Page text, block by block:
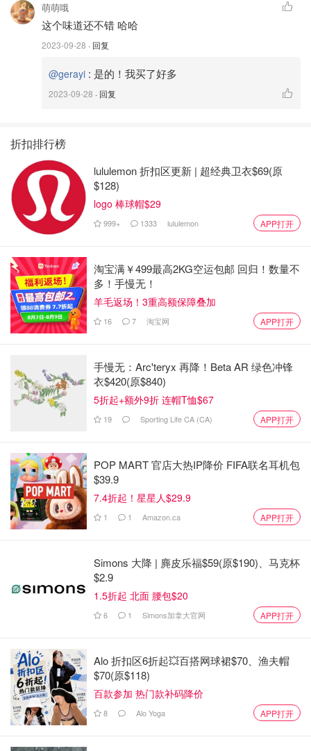
萌萌哦
这个味道还不错 哈哈
2023-09-28 · 回复
@gerayi : 是的！我买了好多
2023-09-28 · 回复
折扣排行榜
lululemon 折扣区更新 | 超经典卫衣$69(原
$128)
logo 棒球帽$29
999+ 1333 lululemon APP打开
淘宝满￥499最高2KG空运包邮 回归！数量不
多！手慢无！
羊毛返场！3重高额保障叠加
16 7 淘宝网 APP打开
手慢无：Arc'teryx 再降！Beta AR 绿色冲锋
衣$420(原$840)
5折起+额外9折 连帽T恤$67
19 Sporting Life CA (CA) APP打开
POP MART 官店大热IP降价 FIFA联名耳机包
$39.9
7.4折起！星星人$29.9
1 1 Amazon.ca APP打开
Simons 大降 | 麂皮乐福$59(原$190)、马克杯
$2.9
1.5折起 北面 腰包$20
6 1 Simons加拿大官网 APP打开
Alo 折扣区6折起💥百搭网球裙$70、渔夫帽
$70(原$118)
百款参加 热门款补码降价
8 Alo Yoga APP打开